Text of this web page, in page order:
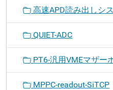
高速APD読み出しシ
QUIET-ADC
PT6-汎用VMEマザー
MPPC-readout-SiTCP